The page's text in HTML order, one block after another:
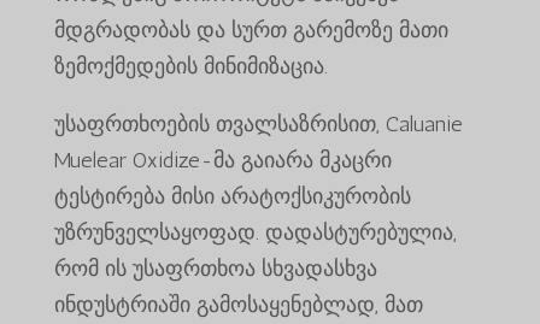
მდგრადობას და სურთ გარემოზე მათი
ზემოქმედების მინიმიზაცია.
უსაფრთხოების თვალსაზრისით, Caluanie
Muelear Oxidize-მა გაიარა მკაცრი
ტესტირება მისი არატოქსიკურობის
უზრუნველსაყოფად. დადასტურებულია,
რომ ის უსაფრთხოა სხვადასხვა
ინდუსტრიაში გამოსაყენებლად, მათ